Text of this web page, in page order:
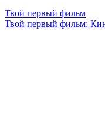
Твой первый фильм
Твой первый фильм: